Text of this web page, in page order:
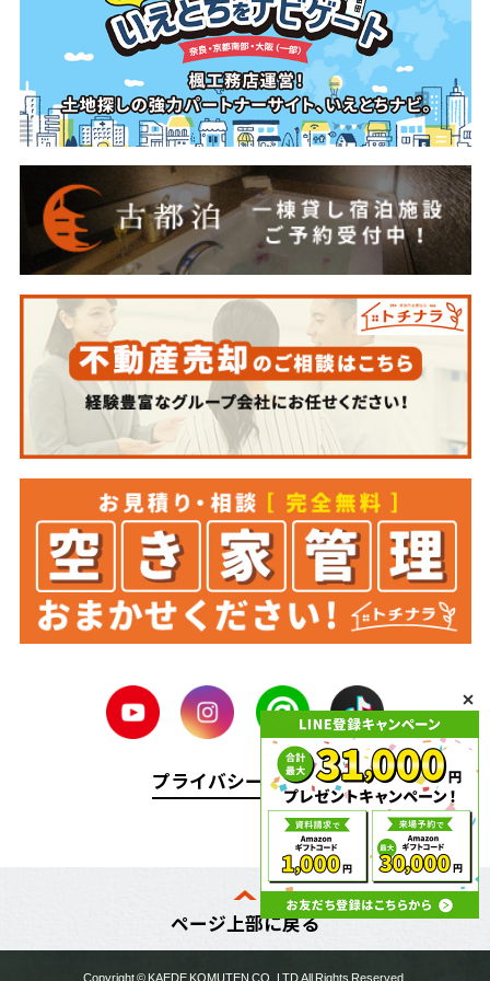
プライバシーポリシー
ページ上部に戻る
Copyright ©KAEDE KOMUTENCO.,LTD All Rights Reserved.